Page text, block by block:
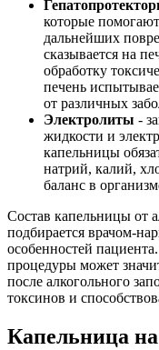
которые
дальнейших
сказывается на
обработку
печень
от различных
Электролиты -
жидкости и
капельницы
натрий, калий,
баланс в
Состав капельницы от
подбирается врачом-
особенностей
процедуры может
после алкогольного
токсинов и
Капельница